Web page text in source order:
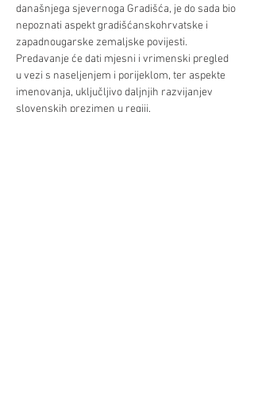
današnjega sjevernoga Gradišća, je do sada bio
nepoznati aspekt gradišćanskohrvatske i
zapadnougarske zemaljske povijesti.
Predavanje će dati mjesni i vrimenski pregled
u vezi s naseljenjem i porijeklom, ter aspekte
imenovanja, uključljivo daljnjih razvijanjev
slovenskih prezimen u regiji.